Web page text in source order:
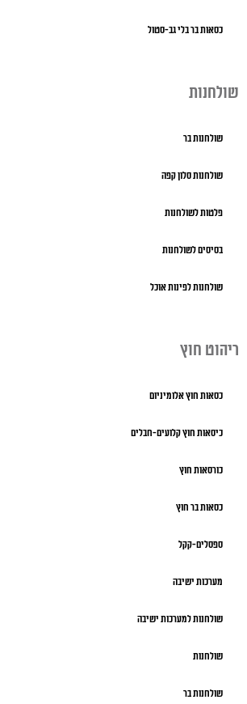
כסאות בר בלי גב-סטול
שולחנות
שולחנות בר
שולחנות סלון קפה
פלטות לשולחנות
בסיסים לשולחנות
שולחנות לפינות אוכל
ריהוט חוץ
כסאות חוץ אלומיניום
כיסאות חוץ קלועים-חבלים
כורסאות חוץ
כסאות בר חוץ
ספסלים-קקל
מערכות ישיבה
שולחנות למערכות ישיבה
שולחנות
שולחנות בר